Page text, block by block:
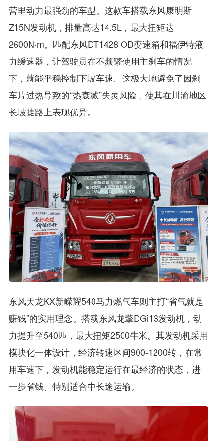
营里动力最强劲的车型。这款车搭载东风康明斯
Z15N发动机，排量高达14.5L，最大扭矩达
2600N·m。匹配东风DT1428 OD变速箱和福伊特液
力缓速器，让驾驶员在不频繁使用主刹车的情况
下，就能平稳控制下坡车速。这极大地避免了因刹
车片过热导致的“热衰减”失灵风险，使其在川渝地区
长坡陡路上表现优异。
东风天龙KX新嵘耀540马力燃气车则主打“省气就是
赚钱”的实用理念。搭载东风龙擎DGi13发动机，动
力提升至540匹，最大扭矩2500牛米。其发动机采用
模块化一体设计，经济转速区间900-1200转，在常
用车速下，发动机能稳定运行在最经济的状态，进
一步省钱。特别适合中长途运输。